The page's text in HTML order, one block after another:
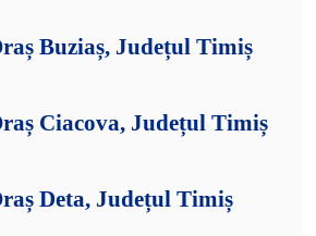
Buziaș, Județul Timiș
Ciacova, Județul Timiș
Deta, Județul Timiș